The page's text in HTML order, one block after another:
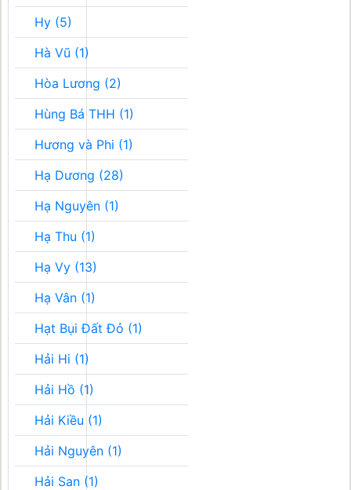
Hy (5)
Hà Vũ (1)
Hòa Lương (2)
Hùng Bá THH (1)
Hương và Phi (1)
Hạ Dương (28)
Hạ Nguyên (1)
Hạ Thu (1)
Hạ Vy (13)
Hạ Vân (1)
Hạt Bụi Đất Đỏ (1)
Hải Hi (1)
Hải Hồ (1)
Hải Kiều (1)
Hải Nguyên (1)
Hải San (1)